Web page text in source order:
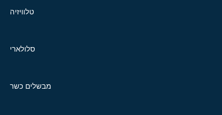
טלוויזיה
סלולארי
מבשלים כשר